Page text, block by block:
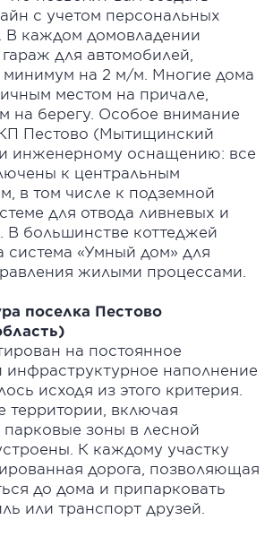
с учетом персональных
В каждом домовладении
для автомобилей,
минимум на 2 м/м. Многие дома
местом на причале,
на берегу. Особое внимание
Пестово (Мытищинский
инженерному оснащению: все
к центральным
в том числе к подземной
для отвода ливневых и
В большинстве коттеджей
система «Умный дом» для
жилыми процессами.
поселка Пестово
на постоянное
наполнение
исходя из этого критерия.
включая
зоны в лесной
К каждому участку
дорога, позволяющая
до дома и припарковать
или транспорт друзей.